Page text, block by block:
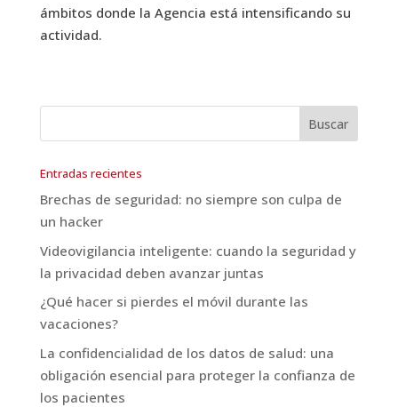
ámbitos donde la Agencia está intensificando su
actividad.
Entradas recientes
Brechas de seguridad: no siempre son culpa de
un hacker
Videovigilancia inteligente: cuando la seguridad y
la privacidad deben avanzar juntas
¿Qué hacer si pierdes el móvil durante las
vacaciones?
La confidencialidad de los datos de salud: una
obligación esencial para proteger la confianza de
los pacientes